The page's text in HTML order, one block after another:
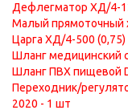
Дефлегматор ХД/4-
Малый прямоточный
Царга ХД/4-500 (0,75)
Шланг медицинский
Шланг ПВХ пищевой
Переходник/
2020 - 1 шт